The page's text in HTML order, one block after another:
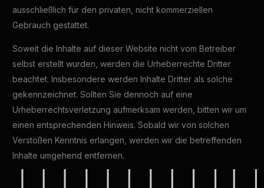
ausschließlich für den privaten, nicht kommerziellen
Gebrauch gestattet.
Soweit die Inhalte auf dieser Website nicht vom Betreiber
selbst erstellt wurden, werden die Urheberrechte Dritter
beachtet. Insbesondere werden Inhalte Dritter als solche
gekennzeichnet. Sollten Sie dennoch auf eine
Urheberrechtsverletzung aufmerksam werden, bitten wir um
einen entsprechenden Hinweis. Sobald wir von solchen
Verstößen Kenntnis erlangen, werden wir die betreffenden
Inhalte umgehend entfernen.